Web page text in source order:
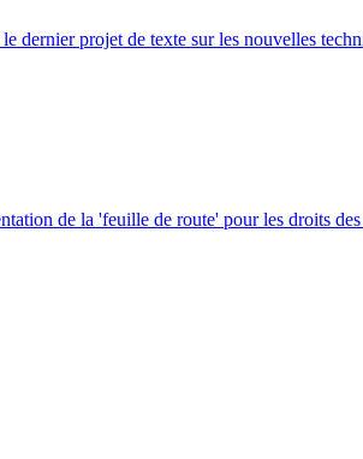
dernier projet de texte sur les nouvelles
de la 'feuille de route' pour les droits